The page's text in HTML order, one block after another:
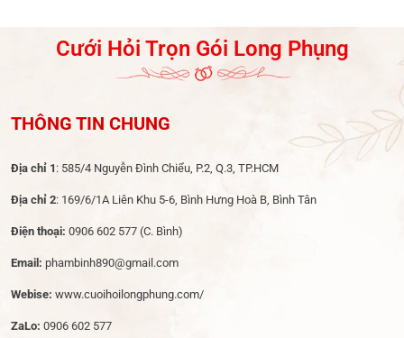
Cưới Hỏi Trọn Gói Long Phụng
THÔNG TIN CHUNG
Địa chỉ 1 : 585/4 Nguyễn Đình Chiểu, P.2, Q.3, TP.HCM
Địa chỉ 2: 169/6/1A Liên Khu 5-6, Bình Hưng Hoà B, Bình Tân
Điện thoại: 0906 602 577 (C. Bình)
Email: phambinh890@gmail.com
Webise: www.cuoihoilongphung.com/
ZaLo: 0906 602 577